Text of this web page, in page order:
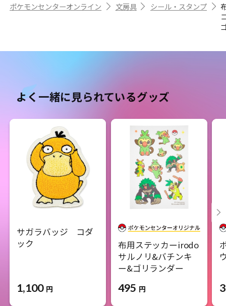
ポケモンセンターオンライン 文房具 シール・スタンプ
よく一緒に見られているグッズ
サガラバッジ コダ
ック
1,100 円
布用ステッカーirodo
サルノリ&バチンキ
ー&ゴリランダー
495 円